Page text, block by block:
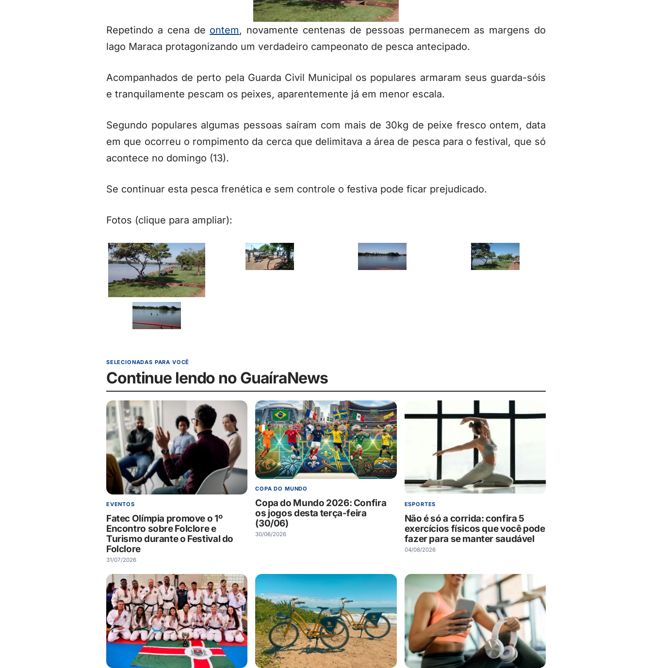
Repetindo a cena de ontem, novamente centenas de pessoas permanecem as margens do
lago Maraca protagonizando um verdadeiro campeonato de pesca antecipado.
Acompanhados de perto pela Guarda Civil Municipal os populares armaram seus guarda-sóis
e tranquilamente pescam os peixes, aparentemente já em menor escala.
Segundo populares algumas pessoas saíram com mais de 30kg de peixe fresco ontem, data
em que ocorreu o rompimento da cerca que delimitava a área de pesca para o festival, que só
acontece no domingo (13).
Se continuar esta pesca frenética e sem controle o festiva pode ficar prejudicado.
Fotos (clique para ampliar):
SELECIONADAS PARA VOCÊ
Continue lendo no GuaíraNews
EVENTOS
Fatec Olímpia promove o 1º
Encontro sobre Folclore e
Turismo durante o Festival do
Folclore
31/07/2026
COPA DO MUNDO
Copa do Mundo 2026: Confira
os jogos desta terça-feira
(30/06)
30/06/2026
ESPORTES
Não é só a corrida: confira 5
exercícios físicos que você pode
fazer para se manter saudável
04/08/2026